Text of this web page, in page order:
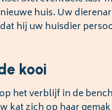
huis. Uw
hij uw huisdier
kooi
het verblijf in de